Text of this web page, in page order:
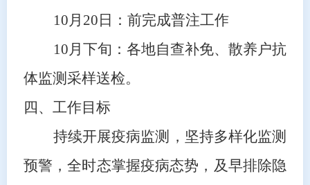
10月 20 日 ： 前完成普注工作
10月 下旬 ： 各地自查补免、散养户抗
体监测采样送检。
四、工作目标
持续开展疫病监测，坚持多样化监测
预警，全时态掌握疫病态势，及早排除隐